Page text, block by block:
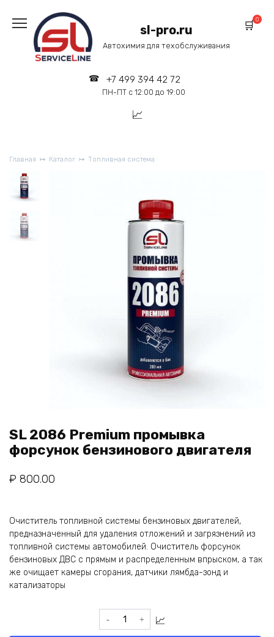
содержанию
sl-pro.ru
Автохимия для техобслуживания
+7 499 394 42 72
ПН-ПТ с 12:00 до 19:00
0
Главная Каталог Топливная система
SL 2086 Premium промывка
форсунок бензинового двигателя
₽ 800.00
Очиститель топливной системы бензиновых двигателей,
предназначенный для удаления отложений и загрязнений из
топливной системы автомобилей. Очиститель форсунок
бензиновых ДВС с прямым и распределенным впрыском, а так
же очищает камеры сгорания, датчики лямбда-зонд и
катализаторы
Количество
товара